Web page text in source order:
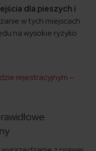
dla pieszych i
w tych miejscach
na wysokie ryzyko
rejestracyjnym –